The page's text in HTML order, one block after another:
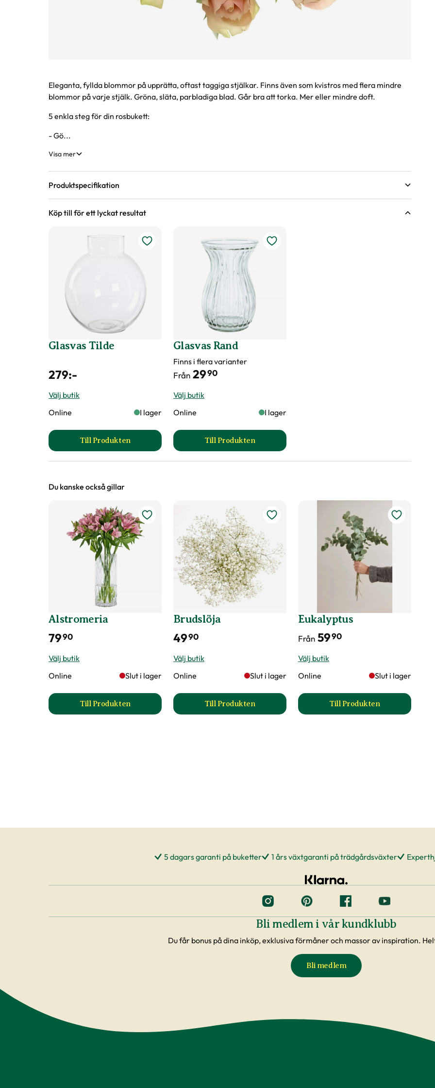
Produktinformation
Eleganta, fyllda blommor på upprätta, oftast taggiga stjälkar. Finns även som kvistros med flera mindre
blommor på varje stjälk. Gröna, släta, parbladiga blad. Går bra att torka. Mer eller mindre doft.
5 enkla steg för din rosbukett:
- Gö...
Visa mer
Produktspecifikation
Färg Aprikos
9 st i förpackningen
Köp till för ett lyckat resultat
Glasvas Tilde
279:-
Välj butik
Online
I lager
Till Produkten
till Glasvas Tilde produktsida
Glasvas Rand
Finns i flera varianter
Från 2990
Välj butik
Online
I lager
Till Produkten
till Glasvas Rand produktsida
Du kanske också gillar
Alstromeria
7990
Välj butik
Online
Slut i lager
Till Produkten
till Alstromeria produktsida
Brudslöja
4990
Välj butik
Online
Slut i lager
Till Produkten
till Brudslöja produktsida
Eukalyptus
Från 5990
Välj butik
Online
Slut i lager
Till Produkten
till Eukalyptus
5 dagars garanti på buketter 1 års växtgaranti på trädgårdsväxter
Bli medlem i vår kundklubb
Du får bonus på dina inköp, exklusiva förmåner och massor av inspiration.
Bli medlem